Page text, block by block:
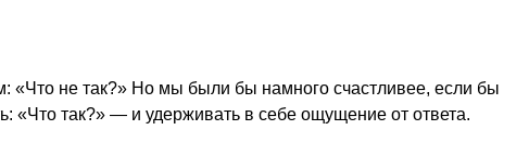
«Что не так?» Но мы были бы намного счастливее, если бы
«Что так?» — и удерживать в себе ощущение от ответа.